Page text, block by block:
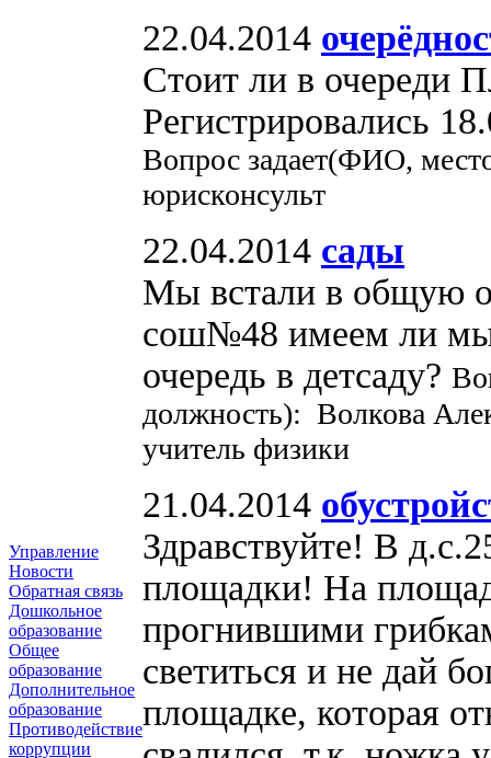
Управление
Новости
Обратная связь
Дошкольное
образование
Общее
образование
Дополнительное
образование
Противодействие
коррупции
22.04.2014
Стоит ли в очереди
Регистрировались
Вопрос задает(ФИО,
юрисконсульт
22.04.2014 сады
Мы встали в общую
сош№48 имеем ли мы
очередь в детсаду?
должность): Волкова
учитель физики
21.04.2014
Здравствуйте! В
площадки! На
прогнившими
светиться и не дай
площадке, которая